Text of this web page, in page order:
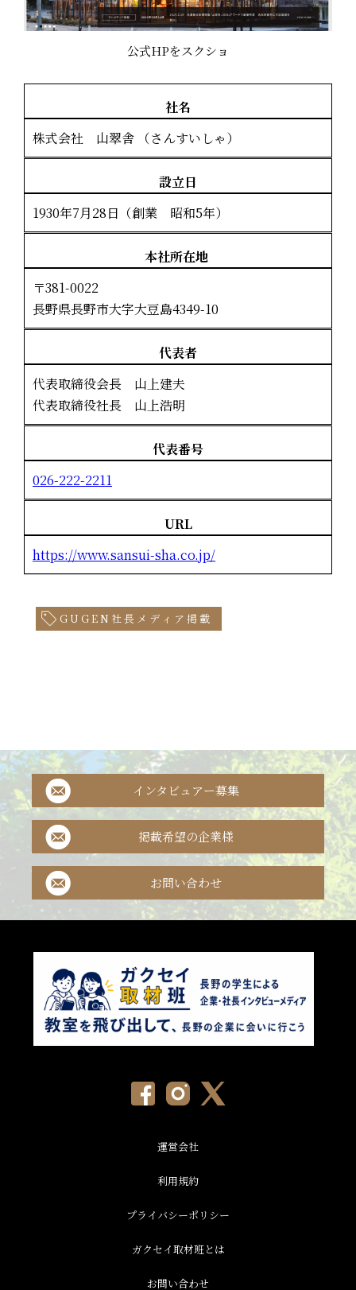
公式HPをスクショ
社名
株式会社 山翠舎 （さんすいしゃ）
設立日
1930年7月28日（創業 昭和5年）
本社所在地
〒381-0022
長野県長野市大字大豆島4349-10
代表者
代表取締役会長 山上建夫
代表取締役社長 山上浩明
代表番号
026-222-2211
URL
https://www.sansui-sha.co.jp/
GUGEN社長メディア掲載
インタビュアー募集
掲載希望の企業様
お問い合わせ
運営会社
利用規約
プライバシーポリシー
ガクセイ取材班とは
お問い合わせ